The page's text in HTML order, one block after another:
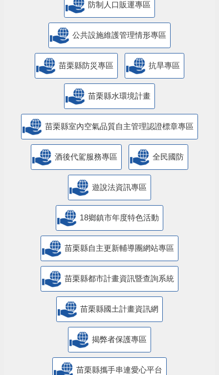
防制人口販運專區
​公共設施維護管理情形專區
苗栗縣防災專區 抗旱專區
苗栗縣水環境計畫
苗栗縣室內空氣品質自主管理認證標章專區
酒後代駕服務專區 全民國防
遊說法資訊專區
18鄉鎮市年度特色活動
苗栗縣自主更新輔導團網站專區
苗栗縣都市計畫資訊暨查詢系統
苗栗縣國土計畫資訊網
揭弊者保護專區
苗栗縣攜手串連愛心平台